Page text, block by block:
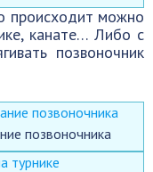
происходит можно
канате… Либо с
позвоночник
позвоночника